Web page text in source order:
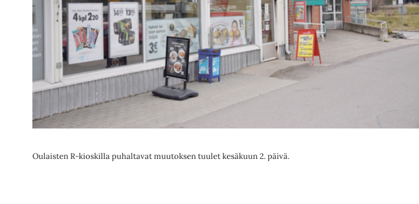
Oulaisten R-kioskilla puhaltavat muutoksen tuulet kesäkuun 2. päivä.